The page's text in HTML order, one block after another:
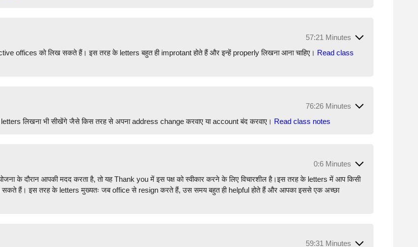
57:21 Minutes
offices को लिख सकते हैं। इस तरह के letters बहुत ही improtant होते हैं और इन्हें properly लिखना आना चाहिए। Read class
76:26 Minutes
लिखना भी सीखेंगे जैसे किस तरह से अपना address change करवाए या account बंद करवाए। Read class notes
0:6 Minutes
के दौरान आपकी मदद करता है, तो यह Thank you में इस पक्ष को स्वीकार करने के लिए विचारशील है।इस तरह के letters में आप किसी
सकते हैं। इस तरह के letters मुख्यतः जब office से resign करते हैं, उस समय बहुत ही helpful होते हैं और आपका इससे एक अच्छा
59:31 Minutes